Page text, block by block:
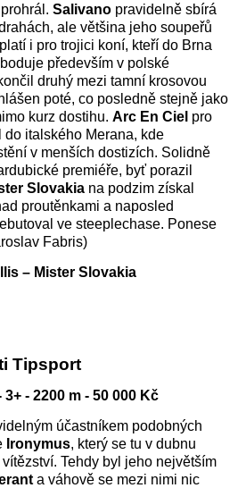
Salivano pravidelně sbírá
ale většina jeho soupeřů
i pro trojici koní, kteří do Brna
boduje především v polské
druhý mezi tamní krosovou
poté, co posledně stejně jako
kurz dostihu. Arc En Ciel pro
italského Merana, kde
v menších dostizích. Solidně
premiéře, byť porazil
Slovakia na podzim získal
proutěnkami a naposled
ve steeplechase. Ponese
Fabris)
– Mister Slovakia
Tipsport
- 2200 m - 50 000 Kč
účastníkem podobných
Ironymus, který se tu v dubnu
Tehdy byl jeho největším
a váhově se mezi nimi nic